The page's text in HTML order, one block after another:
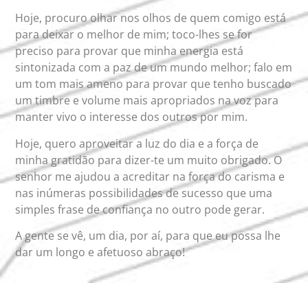
Hoje, procuro olhar nos olhos de quem comigo está
para deixar o melhor de mim; toco-lhes se for
preciso para provar que minha energia está
sintonizada com a paz de um mundo melhor; falo em
um tom mais ameno para provar que tenho buscado
um timbre e volume mais apropriados na voz para
manter vivo o interesse dos outros por mim.
Hoje, quero aproveitar a luz do dia e a força de
minha gratidão para dizer-te um muito obrigado. O
senhor me ajudou a acreditar na força do carisma e
nas inúmeras possibilidades de sucesso que uma
simples frase de confiança no outro pode gerar.
A gente se vê, um dia, por aí, para que eu possa lhe
dar um longo e afetuoso abraço!